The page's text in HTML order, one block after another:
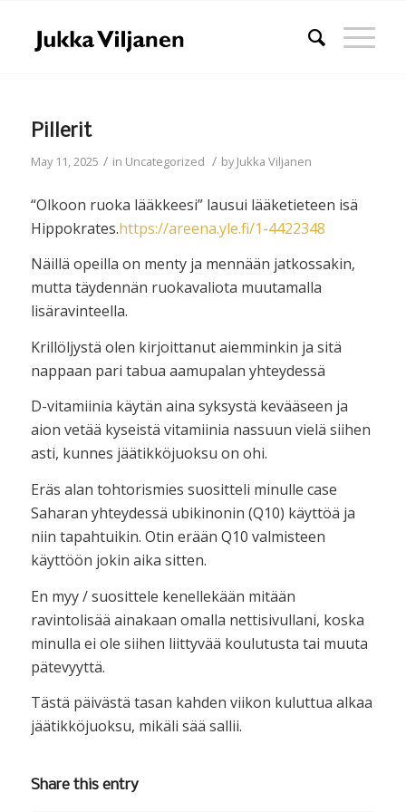
Pillerit
May 11, 2025 / in Uncategorized / byJukka Viljanen
“Olkoon ruoka lääkkeesi” lausui lääketieteen isä
Hippokrates.https://areena.yle.fi/1-4422348
Näillä opeilla on menty ja mennään jatkossakin,
mutta täydennän ruokavaliota muutamalla
lisäravinteella.
Krillöljystä olen kirjoittanut aiemminkin ja sitä
nappaan pari tabua aamupalan yhteydessä
D-vitamiinia käytän aina syksystä kevääseen ja
aion vetää kyseistä vitamiinia nassuun vielä siihen
asti, kunnes jäätikköjuoksu on ohi.
Eräs alan tohtorismies suositteli minulle case
Saharan yhteydessä ubikinonin (Q10) käyttöä ja
niin tapahtuikin. Otin erään Q10 valmisteen
käyttöön jokin aika sitten.
En myy / suosittele kenellekään mitään
ravintolisää ainakaan omalla nettisivullani, koska
minulla ei ole siihen liittyvää koulutusta tai muuta
pätevyyttä.
Tästä päivästä tasan kahden viikon kuluttua alkaa
jäätikköjuoksu, mikäli sää sallii.
Share this entry